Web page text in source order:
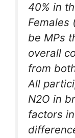
40% in
Females
be MPs
overall
from
All
N2O in
factors